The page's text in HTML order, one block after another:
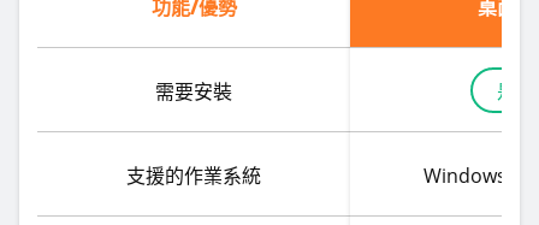
功能/優勢
需要安裝
支援的作業系統
桌面端
是
Windows、